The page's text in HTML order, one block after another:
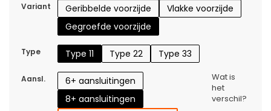
Variant Geribbelde voorzijde
Vlakke voorzijde
Gegroefde voorzijde
Type Type 11 Type 22 Type 33
Aansl.
6+ aansluitingen
8+ aansluitingen
Wat is
het
verschil?